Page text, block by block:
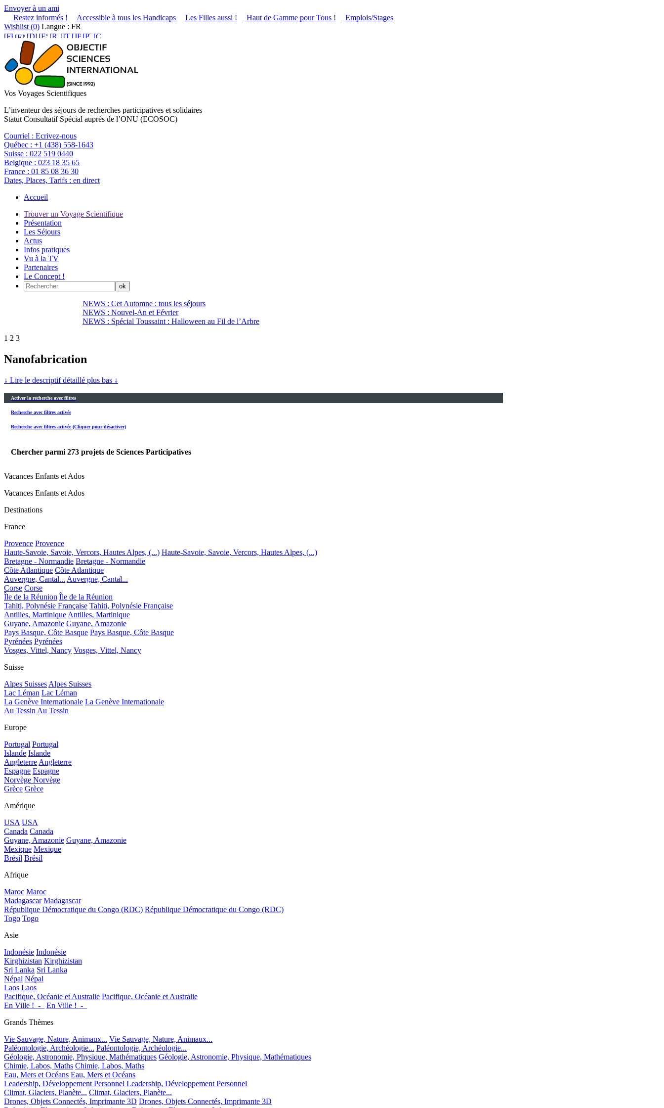
Envoyer à un ami
Restez informés !
Accessible à tous les Handicaps Les Filles aussi ! Haut de Gamme pour Tous !
Emplois/Stages
Wishlist (0) Langue : FR
Vos Voyages Scientifiques
L’inventeur des séjours de recherches participatives et solidaires
Statut Consultatif Spécial auprès de l’ONU (ECOSOC)
Courriel : Ecrivez-nous
Québec : +1 (438) 558-1643
Suisse : 022 519 0440
Belgique : 023 18 35 65
France : 01 85 08 36 30
Dates, Places, Tarifs : en direct
Accueil
Trouver un Voyage Scientifique
Présentation
Les Séjours
Actus
Infos pratiques
Vu à la TV
Partenaires
Le Concept !
NEWS : Cet Automne : tous les séjours
NEWS : Nouvel-An et Février
NEWS : Spécial Toussaint : Halloween au Fil de l’Arbre
1 2 3
Nanofabrication
↓ Lire le descriptif détaillé plus bas ↓
Activer la recherche avec filtres
Recherche avec filtres activée
Recherche avec filtres activée (Cliquer pour désactiver)
Chercher parmi 273 projets de Sciences Participatives
Vacances Enfants et Ados
Vacances Enfants et Ados
Destinations
France
Provence Provence
Haute-Savoie, Savoie, Vercors, Hautes Alpes, (...) Haute-Savoie, Savoie, Vercors, Hautes Alpes, (...)
Bretagne - Normandie Bretagne - Normandie
Côte Atlantique Côte Atlantique
Auvergne, Cantal... Auvergne, Cantal...
Corse Corse
Île de la Réunion Île de la Réunion
Tahiti, Polynésie Française Tahiti, Polynésie Française
Antilles, Martinique Antilles, Martinique
Guyane, Amazonie Guyane, Amazonie
Pays Basque, Côte Basque Pays Basque, Côte Basque
Pyrénées Pyrénées
Vosges, Vittel, Nancy Vosges, Vittel, Nancy
Suisse
Alpes Suisses Alpes Suisses
Lac Léman Lac Léman
La Genève Internationale La Genève Internationale
Au Tessin Au Tessin
Europe
Portugal Portugal
Islande Islande
Angleterre Angleterre
Espagne Espagne
Norvège Norvège
Grèce Grèce
Amérique
USA USA
Canada Canada
Guyane, Amazonie Guyane, Amazonie
Mexique Mexique
Brésil Brésil
Afrique
Maroc Maroc
Madagascar Madagascar
République Démocratique du Congo (RDC) République Démocratique du Congo (RDC)
Togo Togo
Asie
Indonésie Indonésie
Kirghizistan Kirghizistan
Sri Lanka Sri Lanka
Népal Népal
Laos Laos
Pacifique, Océanie et Australie Pacifique, Océanie et Australie
En Ville !_-_
En Ville !_-_
Grands Thèmes
Vie Sauvage, Nature, Animaux... Vie Sauvage, Nature, Animaux...
Paléontologie, Archéologie... Paléontologie, Archéologie...
Géologie, Astronomie, Physique, Mathématiques Géologie, Astronomie, Physique, Mathématiques
Chimie, Labos, Maths Chimie, Labos, Maths
Eau, Mers et Océans Eau, Mers et Océans
Leadership, Développement Personnel Leadership, Développement Personnel
Climat, Glaciers, Planète... Climat, Glaciers, Planète...
Drones, Objets Connectés, Imprimante 3D Drones, Objets Connectés, Imprimante 3D